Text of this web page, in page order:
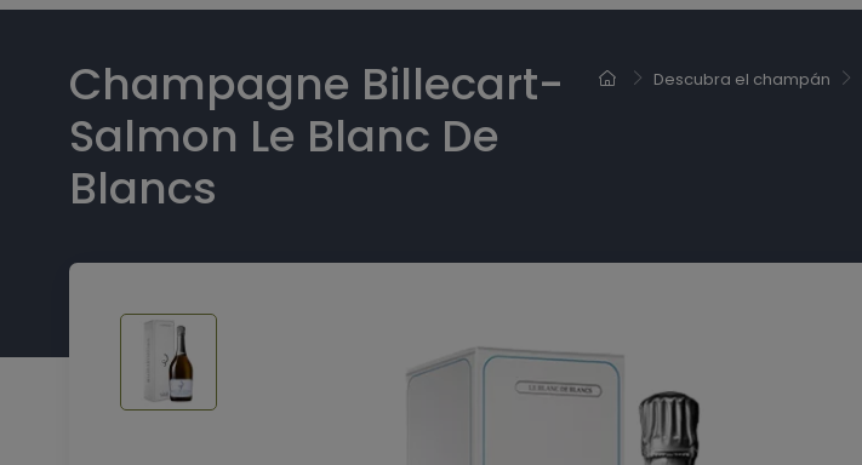
Descubra el champán
Champagne Billecart-
Salmon Le Blanc De
Blancs